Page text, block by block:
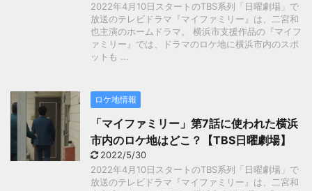
2022年4月10日スタートのTBS系列「日曜劇場」で
放送のテレビドラマ『マイファミリー』は、二宮和
也主演のホームドラマ。 横浜市支援作品の『マイフ
ァミリー』では、ドラマのロケ地に横浜市内のスポ
ットも ...
ロケ地情報
「マイファミリー」第7話に使われた横浜
市内のロケ地はどこ？【TBS日曜劇場】
2022/5/30
2022年4月10日スタートのTBS系列「日曜劇場」で
放送のテレビドラマ『マイファミリー』は、二宮和